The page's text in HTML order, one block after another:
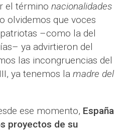
el término nacionalidades
olvidemos que voces
–como la del
ya advirtieron del
las incongruencias del
ya tenemos la madre del
ese momento, España
proyectos de su